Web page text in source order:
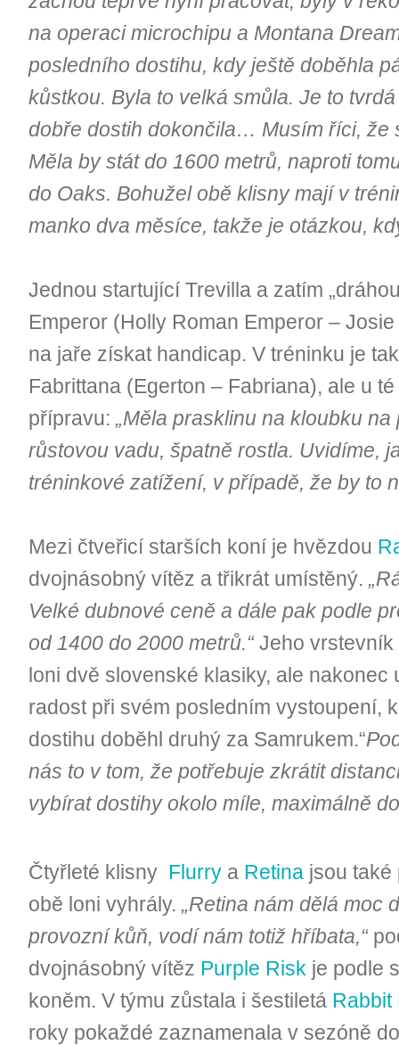
na operaci microchipu a Montana
posledního dostihu, kdy ještě doběhla
kůstkou. Byla to velká smůla. Je to
dobře dostih dokončila… Musím říci, že
Měla by stát do 1600 metrů, naproti
do Oaks. Bohužel obě klisny mají v
manko dva měsíce, takže je otázkou,
Jednou startující Trevilla a zatím
Emperor (Holly Roman Emperor –
na jaře získat handicap. V tréninku je
Fabrittana (Egerton – Fabriana), ale u
přípravu: „Měla prasklinu na kloubku
růstovou vadu, špatně rostla. Uvidíme,
tréninkové zatížení, v případě, že by to
Mezi čtveřicí starších koní je hvězdou
dvojnásobný vítěz a třikrát umístěný.
Velké dubnové ceně a dále pak podle
od 1400 do 2000 metrů.“Jeho vrstevník
loni dvě slovenské klasiky, ale
radost při svém posledním vystoupení,
dostihu doběhl druhý za Samrukem.“
nás to v tom, že potřebuje zkrátit
vybírat dostihy okolo míle, maximálně
Čtyřleté klisny Flurry a Retina jsou také
obě loni vyhrály. „Retina nám dělá moc
provozní kůň, vodí nám totiž hříbata,“
dvojnásobný vítěz Purple Risk je podle
koněm. V týmu zůstala i šestiletá Rabbit
roky pokaždé zaznamenala v sezóně